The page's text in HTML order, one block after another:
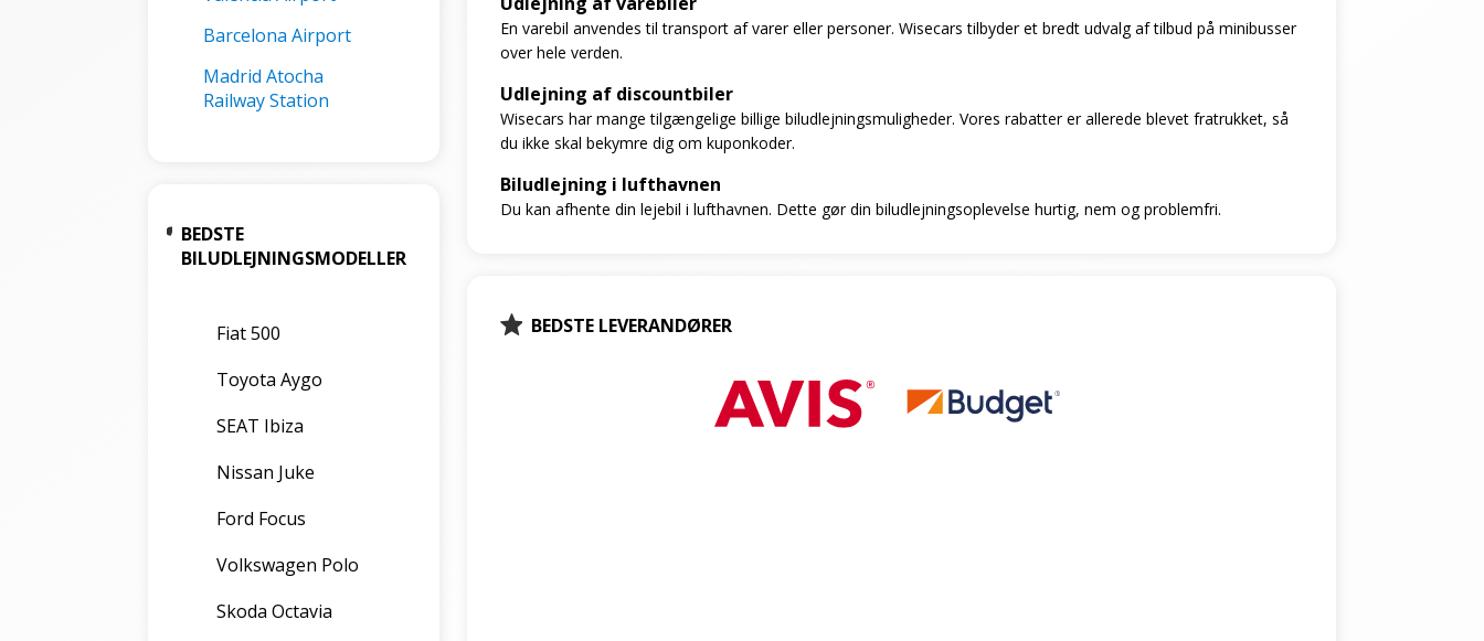
Barcelona Airport
Madrid Atocha
Railway Station
BEDSTE
BILUDLEJNINGSMODELLER
Fiat 500
Toyota Aygo
SEAT Ibiza
Nissan Juke
Ford Focus
Volkswagen Polo
Skoda Octavia
En varebil anvendes til transport af varer eller personer. Wisecars tilbyder et bredt udvalg af tilbud på minibusser
over hele verden.
Udlejning af discountbiler
Wisecars har mange tilgængelige billige biludlejningsmuligheder. Vores rabatter er allerede blevet fratrukket, så
du ikke skal bekymre dig om kuponkoder.
Biludlejning i lufthavnen
Du kan afhente din lejebil i lufthavnen. Dette gør din biludlejningsoplevelse hurtig, nem og problemfri.
BEDSTE LEVERANDØRER